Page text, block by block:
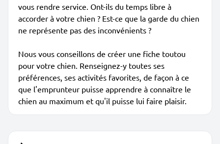
vous rendre service. Ont-ils du temps libre à
accorder à votre chien ? Est-ce que la garde du chien
ne représente pas des inconvénients ?
Nous vous conseillons de créer une fiche toutou
pour votre chien. Renseignez-y toutes ses
préférences, ses activités favorites, de façon à ce
que l'emprunteur puisse apprendre à connaître le
chien au maximum et qu'il puisse lui faire plaisir.